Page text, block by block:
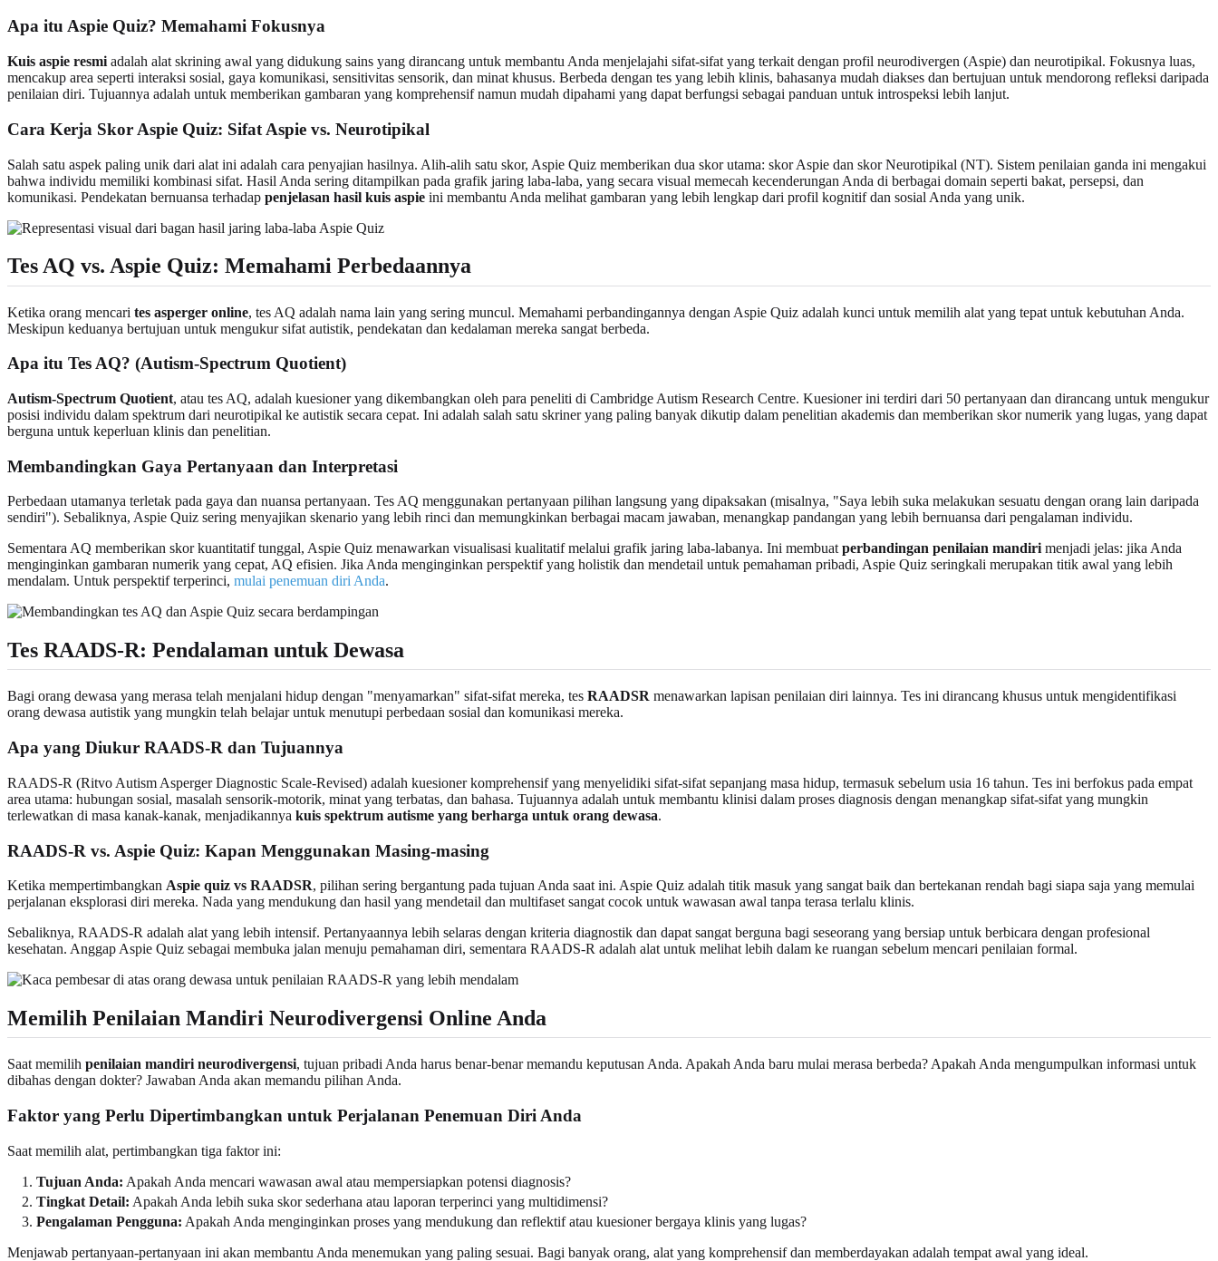
Apa itu Aspie Quiz? Memahami Fokusnya
Kuis aspie resmi adalah alat skrining awal yang didukung sains yang dirancang untuk membantu Anda menjelajahi sifat-sifat yang terkait dengan profil neurodivergen (Aspie) dan neurotipikal. Fokusnya luas,
mencakup area seperti interaksi sosial, gaya komunikasi, sensitivitas sensorik, dan minat khusus. Berbeda dengan tes yang lebih klinis, bahasanya mudah diakses dan bertujuan untuk mendorong refleksi daripada
penilaian diri. Tujuannya adalah untuk memberikan gambaran yang komprehensif namun mudah dipahami yang dapat berfungsi sebagai panduan untuk introspeksi lebih lanjut.
Cara Kerja Skor Aspie Quiz: Sifat Aspie vs. Neurotipikal
Salah satu aspek paling unik dari alat ini adalah cara penyajian hasilnya. Alih-alih satu skor, Aspie Quiz memberikan dua skor utama: skor Aspie dan skor Neurotipikal (NT). Sistem penilaian ganda ini mengakui
bahwa individu memiliki kombinasi sifat. Hasil Anda sering ditampilkan pada grafik jaring laba-laba, yang secara visual memecah kecenderungan Anda di berbagai domain seperti bakat, persepsi, dan
komunikasi. Pendekatan bernuansa terhadap penjelasan hasil kuis aspie ini membantu Anda melihat gambaran yang lebih lengkap dari profil kognitif dan sosial Anda yang unik.
Tes AQ vs. Aspie Quiz: Memahami Perbedaannya
Ketika orang mencari tes asperger online, tes AQ adalah nama lain yang sering muncul. Memahami perbandingannya dengan Aspie Quiz adalah kunci untuk memilih alat yang tepat untuk kebutuhan Anda.
Meskipun keduanya bertujuan untuk mengukur sifat autistik, pendekatan dan kedalaman mereka sangat berbeda.
Apa itu Tes AQ? (Autism-Spectrum Quotient)
Autism-Spectrum Quotient, atau tes AQ, adalah kuesioner yang dikembangkan oleh para peneliti di Cambridge Autism Research Centre. Kuesioner ini terdiri dari 50 pertanyaan dan dirancang untuk mengukur
posisi individu dalam spektrum dari neurotipikal ke autistik secara cepat. Ini adalah salah satu skriner yang paling banyak dikutip dalam penelitian akademis dan memberikan skor numerik yang lugas, yang dapat
berguna untuk keperluan klinis dan penelitian.
Membandingkan Gaya Pertanyaan dan Interpretasi
Perbedaan utamanya terletak pada gaya dan nuansa pertanyaan. Tes AQ menggunakan pertanyaan pilihan langsung yang dipaksakan (misalnya, "Saya lebih suka melakukan sesuatu dengan orang lain daripada
sendiri"). Sebaliknya, Aspie Quiz sering menyajikan skenario yang lebih rinci dan memungkinkan berbagai macam jawaban, menangkap pandangan yang lebih bernuansa dari pengalaman individu.
Sementara AQ memberikan skor kuantitatif tunggal, Aspie Quiz menawarkan visualisasi kualitatif melalui grafik jaring laba-labanya. Ini membuat perbandingan penilaian mandiri menjadi jelas: jika Anda
menginginkan gambaran numerik yang cepat, AQ efisien. Jika Anda menginginkan perspektif yang holistik dan mendetail untuk pemahaman pribadi, Aspie Quiz seringkali merupakan titik awal yang lebih
mendalam. Untuk perspektif terperinci, mulai penemuan diri Anda.
Tes RAADS-R: Pendalaman untuk Dewasa
Bagi orang dewasa yang merasa telah menjalani hidup dengan "menyamarkan" sifat-sifat mereka, tes RAADSR menawarkan lapisan penilaian diri lainnya. Tes ini dirancang khusus untuk mengidentifikasi
orang dewasa autistik yang mungkin telah belajar untuk menutupi perbedaan sosial dan komunikasi mereka.
Apa yang Diukur RAADS-R dan Tujuannya
RAADS-R (Ritvo Autism Asperger Diagnostic Scale-Revised) adalah kuesioner komprehensif yang menyelidiki sifat-sifat sepanjang masa hidup, termasuk sebelum usia 16 tahun. Tes ini berfokus pada empat
area utama: hubungan sosial, masalah sensorik-motorik, minat yang terbatas, dan bahasa. Tujuannya adalah untuk membantu klinisi dalam proses diagnosis dengan menangkap sifat-sifat yang mungkin
terlewatkan di masa kanak-kanak, menjadikannya kuis spektrum autisme yang berharga untuk orang dewasa.
RAADS-R vs. Aspie Quiz: Kapan Menggunakan Masing-masing
Ketika mempertimbangkan Aspie quiz vs RAADSR, pilihan sering bergantung pada tujuan Anda saat ini. Aspie Quiz adalah titik masuk yang sangat baik dan bertekanan rendah bagi siapa saja yang memulai
perjalanan eksplorasi diri mereka. Nada yang mendukung dan hasil yang mendetail dan multifaset sangat cocok untuk wawasan awal tanpa terasa terlalu klinis.
Sebaliknya, RAADS-R adalah alat yang lebih intensif. Pertanyaannya lebih selaras dengan kriteria diagnostik dan dapat sangat berguna bagi seseorang yang bersiap untuk berbicara dengan profesional
kesehatan. Anggap Aspie Quiz sebagai membuka jalan menuju pemahaman diri, sementara RAADS-R adalah alat untuk melihat lebih dalam ke ruangan sebelum mencari penilaian formal.
Memilih Penilaian Mandiri Neurodivergensi Online Anda
Saat memilih penilaian mandiri neurodivergensi, tujuan pribadi Anda harus benar-benar memandu keputusan Anda. Apakah Anda baru mulai merasa berbeda? Apakah Anda mengumpulkan informasi untuk
dibahas dengan dokter? Jawaban Anda akan memandu pilihan Anda.
Faktor yang Perlu Dipertimbangkan untuk Perjalanan Penemuan Diri Anda
Saat memilih alat, pertimbangkan tiga faktor ini:
Tujuan Anda: Apakah Anda mencari wawasan awal atau mempersiapkan potensi diagnosis?
Tingkat Detail: Apakah Anda lebih suka skor sederhana atau laporan terperinci yang multidimensi?
Pengalaman Pengguna: Apakah Anda menginginkan proses yang mendukung dan reflektif atau kuesioner bergaya klinis yang lugas?
Menjawab pertanyaan-pertanyaan ini akan membantu Anda menemukan yang paling sesuai. Bagi banyak orang, alat yang komprehensif dan memberdayakan adalah tempat awal yang ideal.